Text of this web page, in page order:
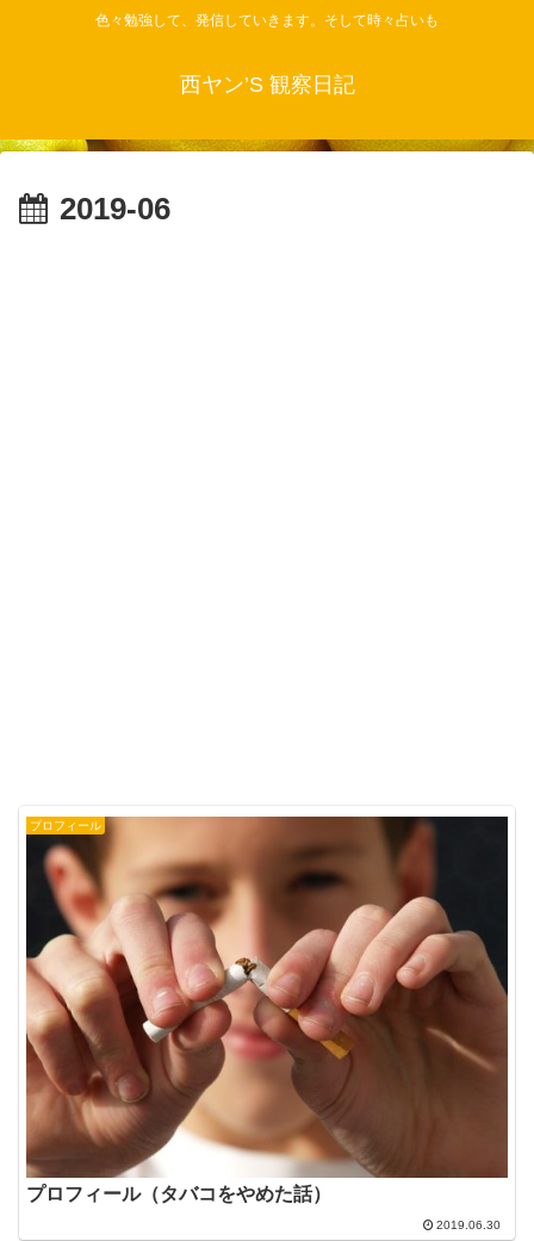
色々勉強して、発信していきます。そして時々占いも
西ヤン’S 観察日記
2019-06
プロフィール
プロフィール（タバコをやめた話）
2019.06.30